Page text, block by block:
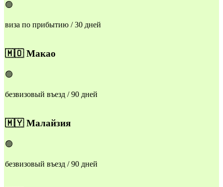
🟢
виза по прибытию / 30 дней
​​🇲🇴Макао
🟢
безвизовый въезд / 90 дней
​​🇲🇾Малайзия
🟢
безвизовый въезд / 90 дней